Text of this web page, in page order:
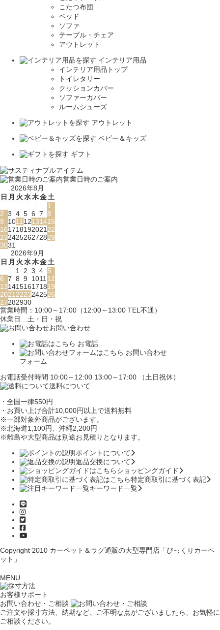
こたつ布団
ベッド
ソファ
テーブル・チェア
アウトレット
インテリア用品
インテリア用品トップ
トイレタリー
クッションカバー
ソファーカバー
ルームシューズ
アウトレット
ベビー＆キッズ
ギフト
営業日時のご案内
2026年8月
日 月 火水木金土
1
2 3 4 5 6 7 8
9
101112131415
16171819202122
23242526272829
3031
2026年9月
日 月 火水木金土
1 2 3 4 5
6 7 8 9 101112
13141516171819
20212223242526
27282930
営業時間：10:00～17:00（12:00～13:00 TEL不通）
休業日…土・日・祝
お問い合わせ
お電話
お問い合わせ
フォーム
お電話受付時間 10:00～12:00 13:00～17:00 （土日祝休）
送料について
・全国一律550円
・お買い上げ合計10,000円 以上で送料無料
※一部対象外商品がございます。
※北海道1,100円、沖縄2,200円
※離島や大型商品は別途お見積りとなります。
ポイントについて
返品交換について
ショッピングガイド
特定商取引に基づく表記
キーワード一覧
Copyright 2010 カーペット＆ラグ通販の大型専門店「びっくりカーペ
ット」
MENU
お客様サポート
お問い合わせ・ご相談
ご注文や採寸方法、納期など、ご不明な点がございましたら、お気軽に
ご相談ください。